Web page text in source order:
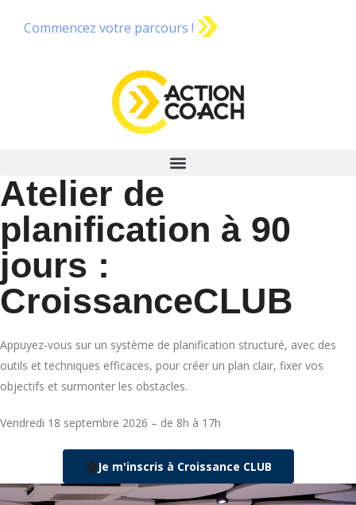
Commencez votre parcours !
Atelier de
planification à 90
jours :
CroissanceCLUB
Appuyez-vous sur un système de planification structuré, avec des
outils et techniques efficaces, pour créer un plan clair, fixer vos
objectifs et surmonter les obstacles.
Vendredi 18 septembre 2026 – de 8h à 17h
Je m'inscris à Croissance CLUB